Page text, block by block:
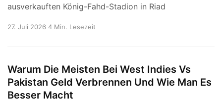
ausverkauften König-Fahd-Stadion in Riad
27. Juli 2026 4 Min. Lesezeit
Warum Die Meisten Bei West Indies Vs
Pakistan Geld Verbrennen Und Wie Man Es
Besser Macht